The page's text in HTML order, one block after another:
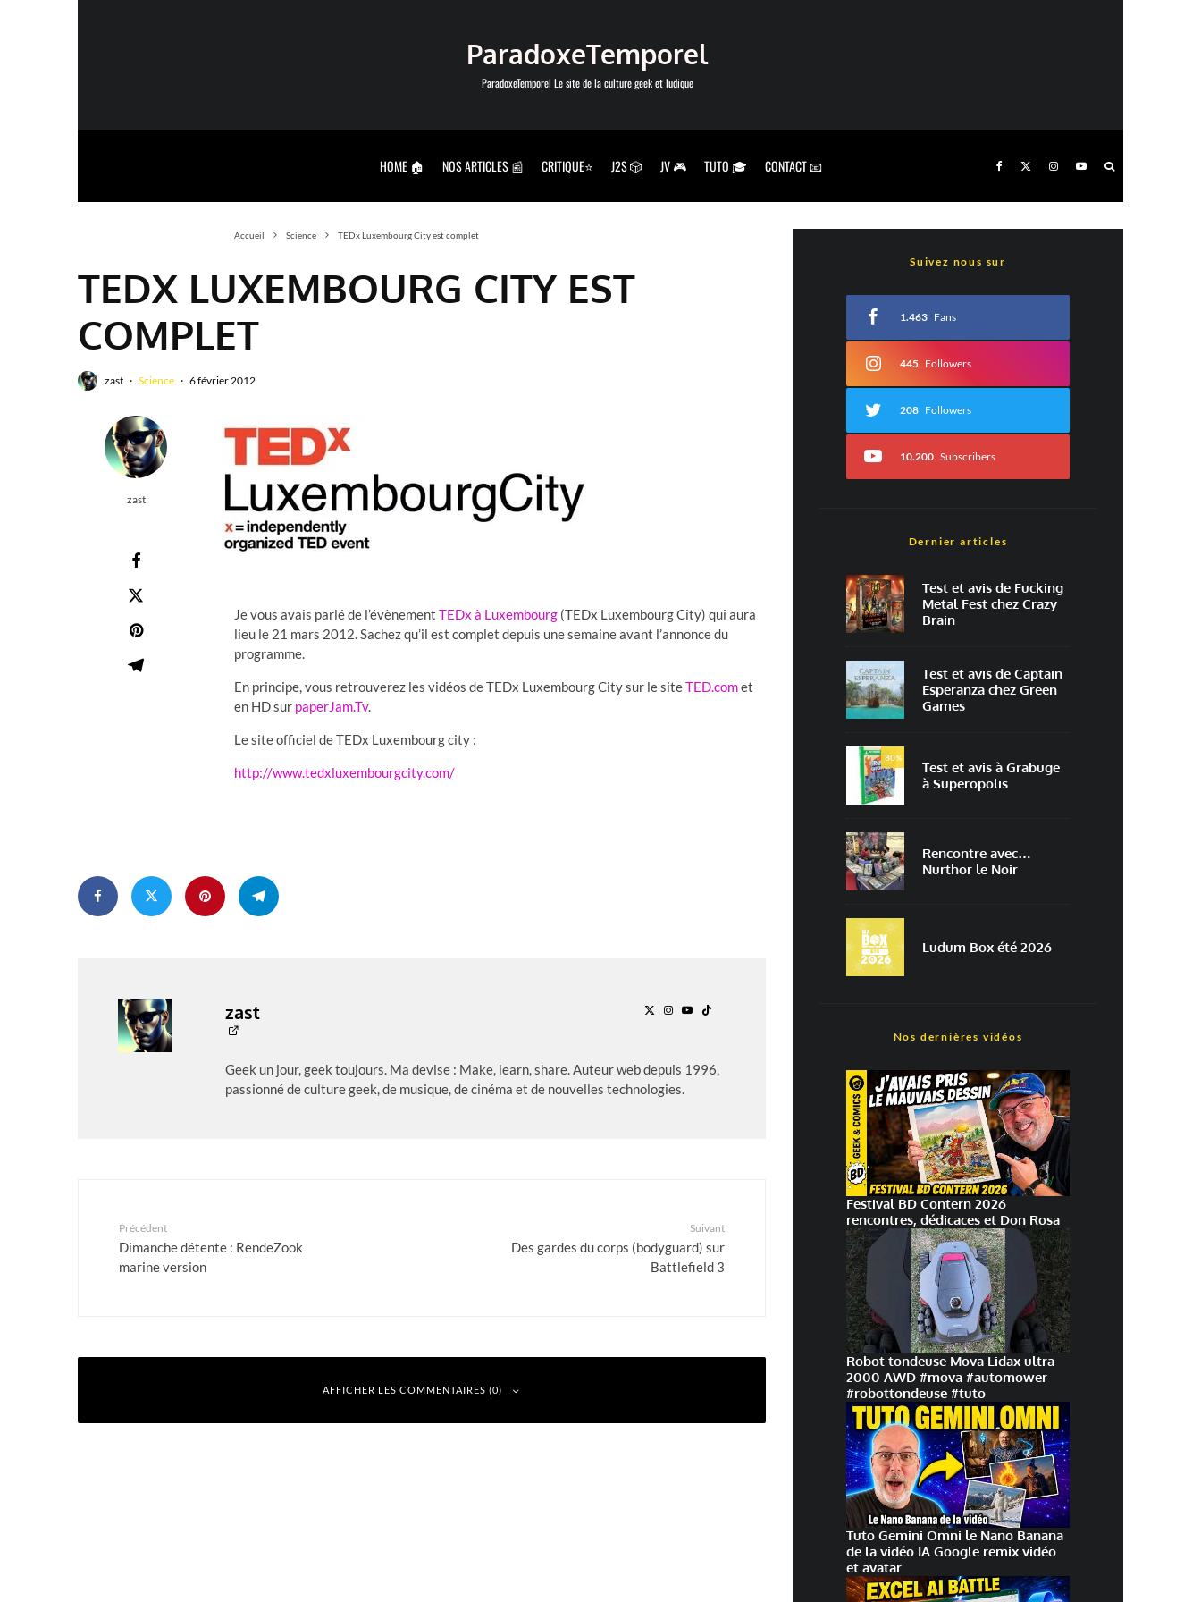
ParadoxeTemporel
ParadoxeTemporel Le site de la culture geek et ludique
HOME 🏠 NOS ARTICLES 📰 CRITIQUE⭐ J2S 🎲 JV 🎮 TUTO 🎓 CONTACT 📧
Accueil Science TEDx Luxembourg City est complet
TEDX LUXEMBOURG CITY EST
COMPLET
zast · Science · 6 février 2012
zast
Je vous avais parlé de l’évènement TEDx à Luxembourg (TEDx Luxembourg City) qui aura
lieu le 21 mars 2012. Sachez qu’il est complet depuis une semaine avant l’annonce du
programme.
En principe, vous retrouverez les vidéos de TEDx Luxembourg City sur le siteTED.comet
en HD sur paperJam.Tv.
Le site officiel de TEDx Luxembourg city :
http://www.tedxluxembourgcity.com/
zast
Geek un jour, geek toujours. Ma devise : Make, learn, share. Auteur web depuis 1996,
passionné de culture geek, de musique, de cinéma et de nouvelles technologies.
Précédent
Dimanche détente : RendeZook
marine version
Suivant
Des gardes du corps (bodyguard) sur
Battlefield 3
AFFICHER LES COMMENTAIRES (0)
Suivez nous sur
1.463 Fans
445 Followers
208 Followers
10.200 Subscribers
Dernier articles
Test et avis de Fucking
Metal Fest chez Crazy
Brain
Test et avis de Captain
Esperanza chez Green
Games
80%
Test et avis à Grabuge
à Superopolis
Rencontre avec…
Nurthor le Noir
Ludum Box été 2026
Nos dernières vidéos
Festival BD Contern 2026
rencontres, dédicaces et Don Rosa
Robot tondeuse Mova Lidax ultra
2000 AWD #mova #automower
#robottondeuse #tuto
Tuto Gemini Omni le Nano Banana
de la vidéo IA Google remix vidéo
et avatar